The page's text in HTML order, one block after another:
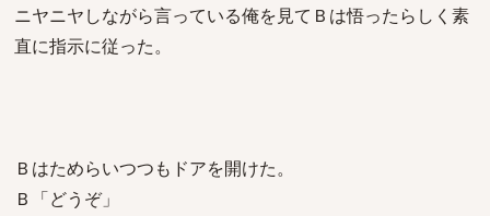
ニヤニヤしながら言っている俺を見てＢは悟ったらしく素
直に指示に従った。
Ｂはためらいつつもドアを開けた。
Ｂ「どうぞ」